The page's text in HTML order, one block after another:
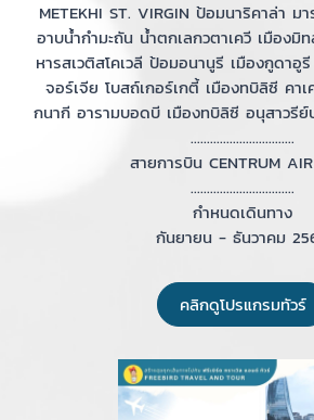
METEKHI ST. VIRGIN ป้อมนาริคาล่า ม
อาบน้ำกำมะถัน น้ำตกเลกวตาเควี เมืองมิ
หารสเวติสโคเวลี ป้อมอนานูรี เมืองกูดา
จอร์เจีย โบสถ์เกอร์เกตี้ เมืองทบิลิซี คาเ
กนากี อารามบอดบี เมืองทบิลิซี อนุสาวรีย์
................................
สายการบิน CENTRUM
................................
กำหนดเดินทาง
กันยายน - ธันวาคม
คลิกดูโปรแกรมทัวร์